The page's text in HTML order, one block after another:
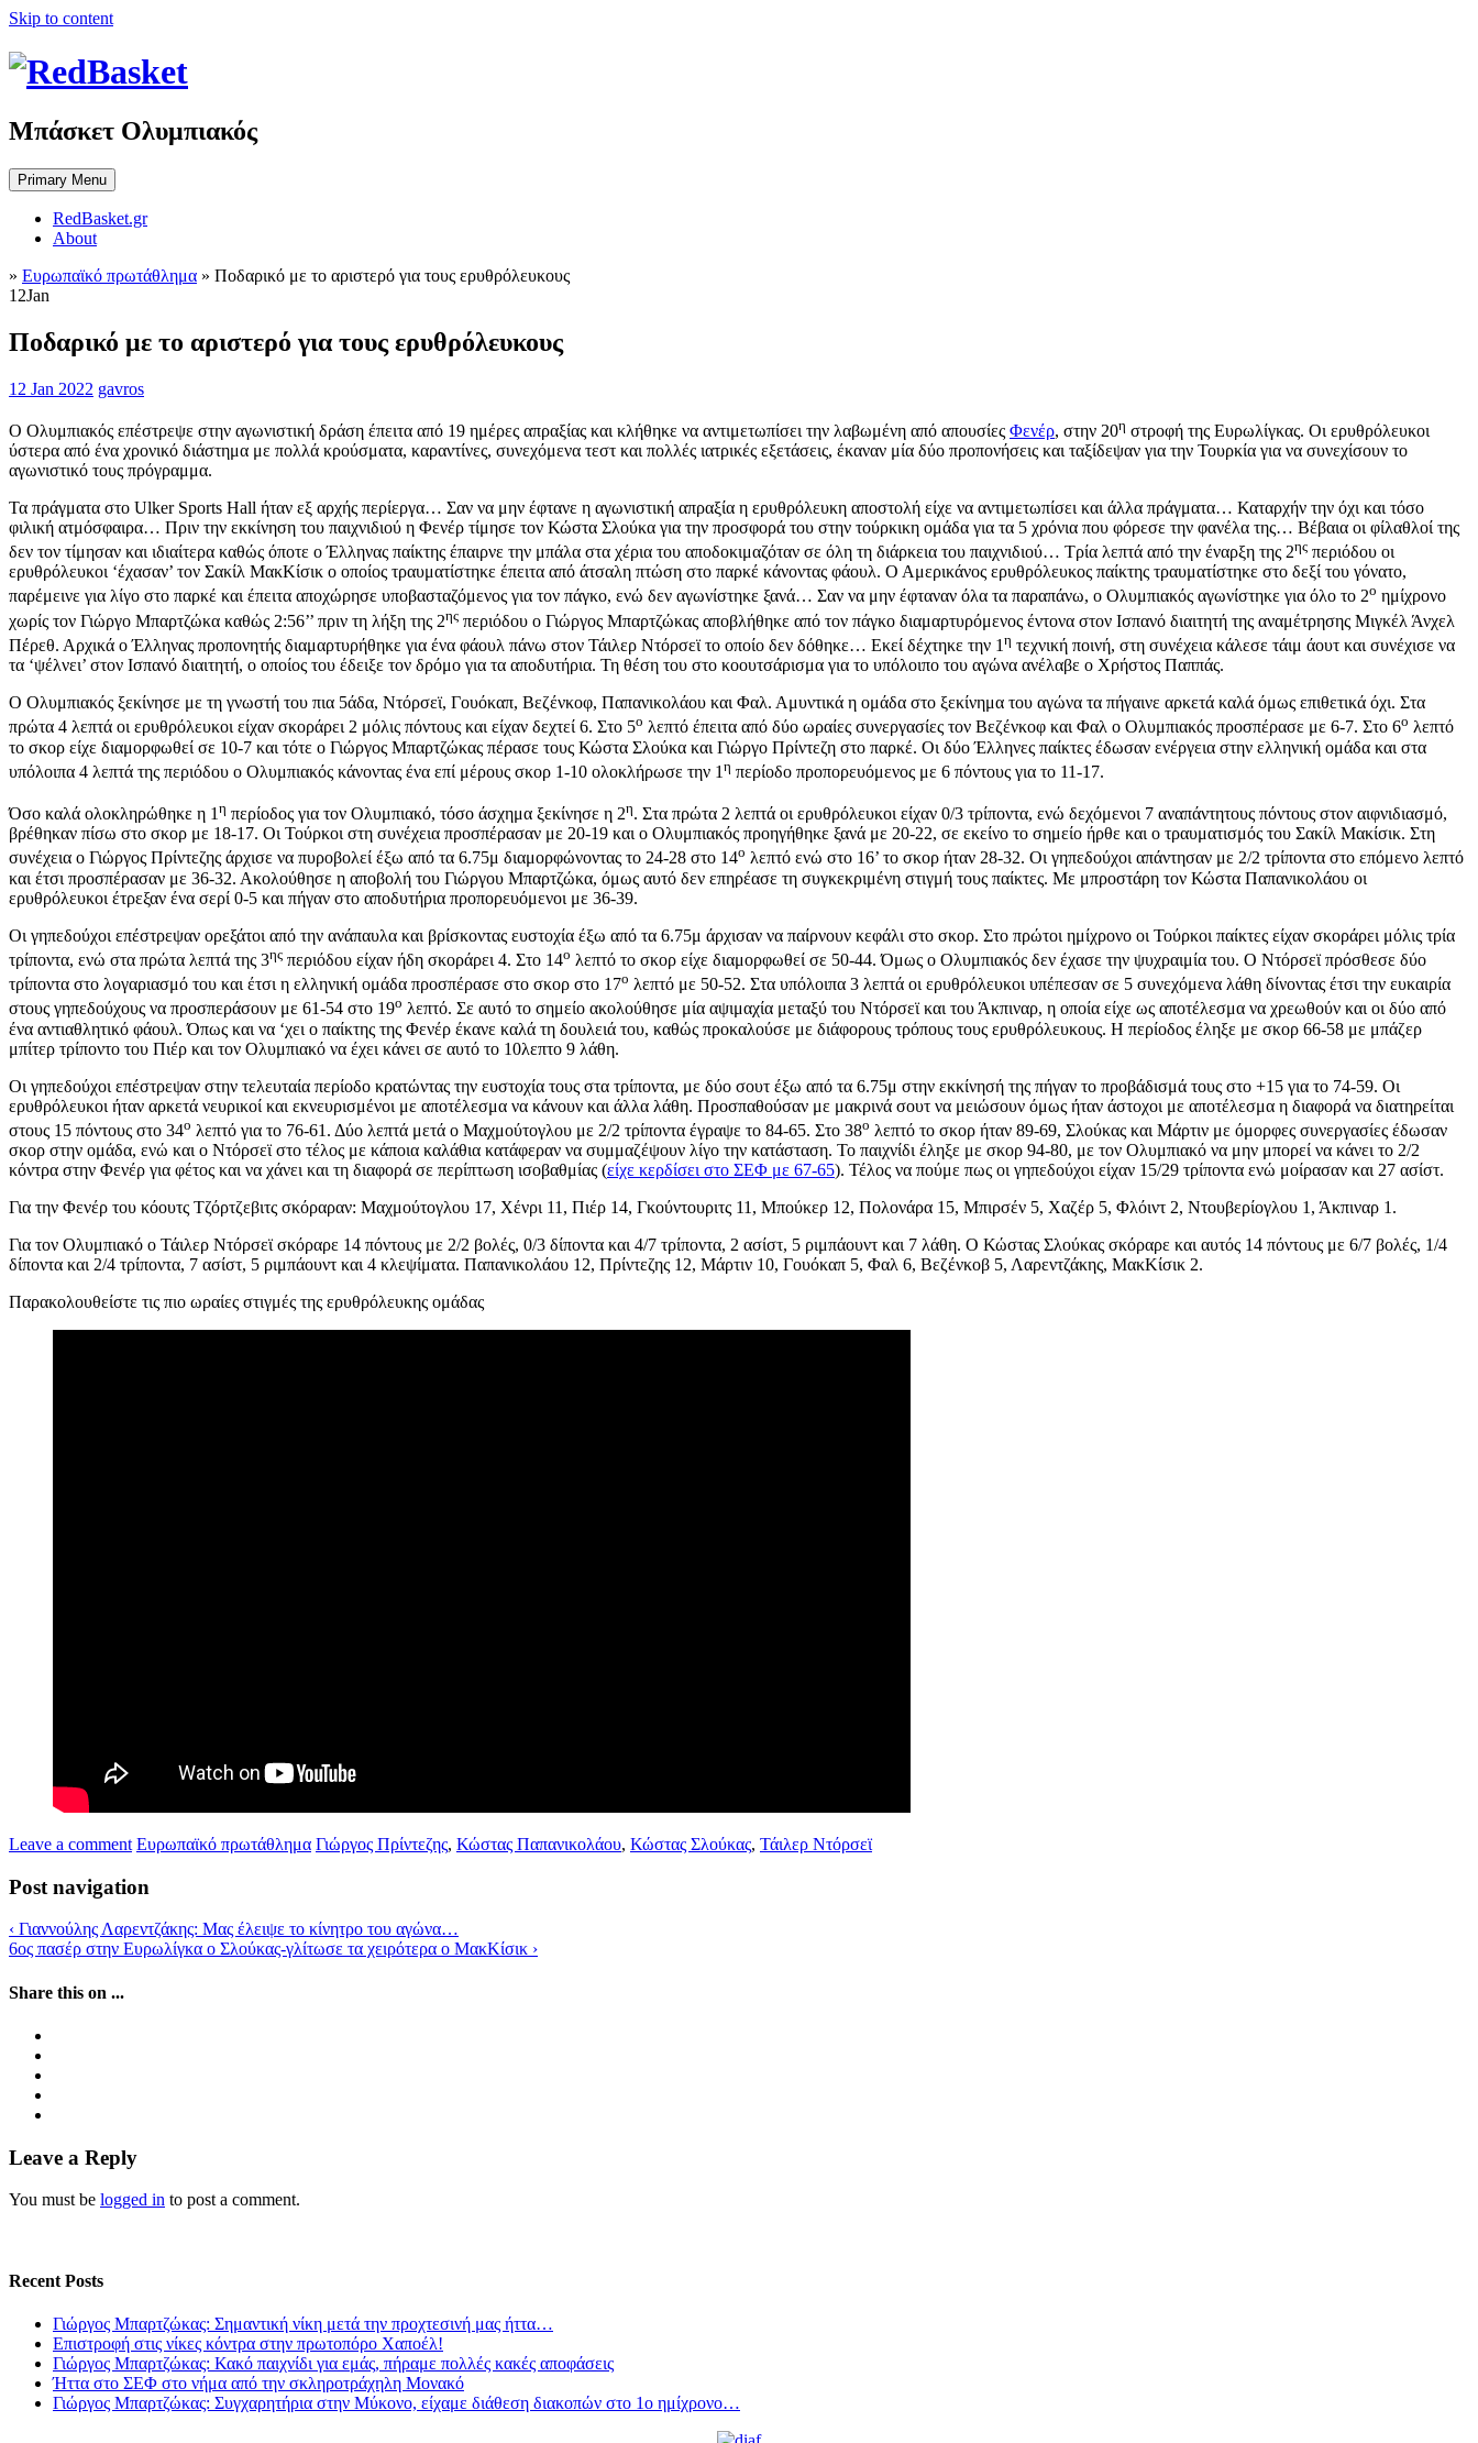
Skip to content
Μπάσκετ Ολυμπιακός
Primary Menu
RedBasket.gr
About
» Ευρωπαϊκό πρωτάθλημα » Ποδαρικό με το αριστερό για τους ερυθρόλευκους
12Jan
Ποδαρικό με το αριστερό για τους ερυθρόλευκους
12 Jan 2022 gavros
Ο Ολυμπιακός επέστρεψε στην αγωνιστική δράση έπειτα από 19 ημέρες απραξίας και κλήθηκε να αντιμετωπίσει την λαβωμένη από απουσίες Φενέρ, στην 20η στροφή της Ευρωλίγκας. Οι ερυθρόλευκοι
ύστερα από ένα χρονικό διάστημα με πολλά κρούσματα, καραντίνες, συνεχόμενα τεστ και πολλές ιατρικές εξετάσεις, έκαναν μία δύο προπονήσεις και ταξίδεψαν για την Τουρκία για να συνεχίσουν το
αγωνιστικό τους πρόγραμμα.
Τα πράγματα στο Ulker Sports Hall ήταν εξ αρχής περίεργα… Σαν να μην έφτανε η αγωνιστική απραξία η ερυθρόλευκη αποστολή είχε να αντιμετωπίσει και άλλα πράγματα… Καταρχήν την όχι και τόσο
φιλική ατμόσφαιρα… Πριν την εκκίνηση του παιχνιδιού η Φενέρ τίμησε τον Κώστα Σλούκα για την προσφορά του στην τούρκικη ομάδα για τα 5 χρόνια που φόρεσε την φανέλα της… Βέβαια οι φίλαθλοί της
δεν τον τίμησαν και ιδιαίτερα καθώς όποτε ο Έλληνας παίκτης έπαιρνε την μπάλα στα χέρια του αποδοκιμαζόταν σε όλη τη διάρκεια του παιχνιδιού… Τρία λεπτά από την έναρξη της 2ης περιόδου οι
ερυθρόλευκοι ‘έχασαν’ τον Σακίλ ΜακΚίσικ ο οποίος τραυματίστηκε έπειτα από άτσαλη πτώση στο παρκέ κάνοντας φάουλ. Ο Αμερικάνος ερυθρόλευκος παίκτης τραυματίστηκε στο δεξί του γόνατο,
παρέμεινε για λίγο στο παρκέ και έπειτα αποχώρησε υποβασταζόμενος για τον πάγκο, ενώ δεν αγωνίστηκε ξανά… Σαν να μην έφταναν όλα τα παραπάνω, ο Ολυμπιακός αγωνίστηκε για όλο το 2ο ημίχρονο
χωρίς τον Γιώργο Μπαρτζώκα καθώς 2:56’’ πριν τη λήξη της 2ης περιόδου ο Γιώργος Μπαρτζώκας αποβλήθηκε από τον πάγκο διαμαρτυρόμενος έντονα στον Ισπανό διαιτητή της αναμέτρησης Μιγκέλ Άνχελ
Πέρεθ. Αρχικά ο Έλληνας προπονητής διαμαρτυρήθηκε για ένα φάουλ πάνω στον Τάιλερ Ντόρσεϊ το οποίο δεν δόθηκε… Εκεί δέχτηκε την 1 η τεχνική ποινή, στη συνέχεια κάλεσε τάιμ άουτ και συνέχισε να
τα ‘ψέλνει’ στον Ισπανό διαιτητή, ο οποίος του έδειξε τον δρόμο για τα αποδυτήρια. Τη θέση του στο κοουτσάρισμα για το υπόλοιπο του αγώνα ανέλαβε ο Χρήστος Παππάς.
Ο Ολυμπιακός ξεκίνησε με τη γνωστή του πια 5άδα, Ντόρσεϊ, Γουόκαπ, Βεζένκοφ, Παπανικολάου και Φαλ. Αμυντικά η ομάδα στο ξεκίνημα του αγώνα τα πήγαινε αρκετά καλά όμως επιθετικά όχι. Στα
πρώτα 4 λεπτά οι ερυθρόλευκοι είχαν σκοράρει 2 μόλις πόντους και είχαν δεχτεί 6. Στο 5ο λεπτό έπειτα από δύο ωραίες συνεργασίες τον Βεζένκοφ και Φαλ ο Ολυμπιακός προσπέρασε με 6-7. Στο 6ο λεπτό
το σκορ είχε διαμορφωθεί σε 10-7 και τότε ο Γιώργος Μπαρτζώκας πέρασε τους Κώστα Σλούκα και Γιώργο Πρίντεζη στο παρκέ. Οι δύο Έλληνες παίκτες έδωσαν ενέργεια στην ελληνική ομάδα και στα
υπόλοιπα 4 λεπτά της περιόδου ο Ολυμπιακός κάνοντας ένα επί μέρους σκορ 1-10 ολοκλήρωσε την 1 η περίοδο προπορευόμενος με 6 πόντους για το 11-17.
Όσο καλά ολοκληρώθηκε η 1 η περίοδος για τον Ολυμπιακό, τόσο άσχημα ξεκίνησε η 2η. Στα πρώτα 2 λεπτά οι ερυθρόλευκοι είχαν 0/3 τρίποντα, ενώ δεχόμενοι 7 αναπάντητους πόντους στον αιφνιδιασμό,
βρέθηκαν πίσω στο σκορ με 18-17. Οι Τούρκοι στη συνέχεια προσπέρασαν με 20-19 και ο Ολυμπιακός προηγήθηκε ξανά με 20-22, σε εκείνο το σημείο ήρθε και ο τραυματισμός του Σακίλ Μακίσικ. Στη
συνέχεια ο Γιώργος Πρίντεζης άρχισε να πυροβολεί έξω από τα 6.75μ διαμορφώνοντας το 24-28 στο 14ο λεπτό ενώ στο 16’ το σκορ ήταν 28-32. Οι γηπεδούχοι απάντησαν με 2/2 τρίποντα στο επόμενο λεπτό
και έτσι προσπέρασαν με 36-32. Ακολούθησε η αποβολή του Γιώργου Μπαρτζώκα, όμως αυτό δεν επηρέασε τη συγκεκριμένη στιγμή τους παίκτες. Με μπροστάρη τον Κώστα Παπανικολάου οι
ερυθρόλευκοι έτρεξαν ένα σερί 0-5 και πήγαν στο αποδυτήρια προπορευόμενοι με 36-39.
Οι γηπεδούχοι επέστρεψαν ορεξάτοι από την ανάπαυλα και βρίσκοντας ευστοχία έξω από τα 6.75μ άρχισαν να παίρνουν κεφάλι στο σκορ. Στο πρώτοι ημίχρονο οι Τούρκοι παίκτες είχαν σκοράρει μόλις τρία
τρίποντα, ενώ στα πρώτα λεπτά της 3ης περιόδου είχαν ήδη σκοράρει 4. Στο 14ο λεπτό το σκορ είχε διαμορφωθεί σε 50-44. Όμως ο Ολυμπιακός δεν έχασε την ψυχραιμία του. Ο Ντόρσεϊ πρόσθεσε δύο
τρίποντα στο λογαριασμό του και έτσι η ελληνική ομάδα προσπέρασε στο σκορ στο 17ο λεπτό με 50-52. Στα υπόλοιπα 3 λεπτά οι ερυθρόλευκοι υπέπεσαν σε 5 συνεχόμενα λάθη δίνοντας έτσι την ευκαιρία
στους γηπεδούχους να προσπεράσουν με 61-54 στο 19ο λεπτό. Σε αυτό το σημείο ακολούθησε μία αψιμαχία μεταξύ του Ντόρσεϊ και του Άκπιναρ, η οποία είχε ως αποτέλεσμα να χρεωθούν και οι δύο από
ένα αντιαθλητικό φάουλ. Όπως και να ‘χει ο παίκτης της Φενέρ έκανε καλά τη δουλειά του, καθώς προκαλούσε με διάφορους τρόπους τους ερυθρόλευκους. Η περίοδος έληξε με σκορ 66-58 με μπάζερ
μπίτερ τρίποντο του Πιέρ και τον Ολυμπιακό να έχει κάνει σε αυτό το 10λεπτο 9 λάθη.
Οι γηπεδούχοι επέστρεψαν στην τελευταία περίοδο κρατώντας την ευστοχία τους στα τρίποντα, με δύο σουτ έξω από τα 6.75μ στην εκκίνησή της πήγαν το προβάδισμά τους στο +15 για το 74-59. Οι
ερυθρόλευκοι ήταν αρκετά νευρικοί και εκνευρισμένοι με αποτέλεσμα να κάνουν και άλλα λάθη. Προσπαθούσαν με μακρινά σουτ να μειώσουν όμως ήταν άστοχοι με αποτέλεσμα η διαφορά να διατηρείται
στους 15 πόντους στο 34ο λεπτό για το 76-61. Δύο λεπτά μετά ο Μαχμούτογλου με 2/2 τρίποντα έγραψε το 84-65. Στο 38ο λεπτό το σκορ ήταν 89-69, Σλούκας και Μάρτιν με όμορφες συνεργασίες έδωσαν
σκορ στην ομάδα, ενώ και ο Ντόρσεϊ στο τέλος με κάποια καλάθια κατάφεραν να συμμαζέψουν λίγο την κατάσταση. Το παιχνίδι έληξε με σκορ 94-80, με τον Ολυμπιακό να μην μπορεί να κάνει το 2/2
κόντρα στην Φενέρ για φέτος και να χάνει και τη διαφορά σε περίπτωση ισοβαθμίας (είχε κερδίσει στο ΣΕΦ με 67-65). Τέλος να πούμε πως οι γηπεδούχοι είχαν 15/29 τρίποντα ενώ μοίρασαν και 27 ασίστ.
Για την Φενέρ του κόουτς Τζόρτζεβιτς σκόραραν: Μαχμούτογλου 17, Χένρι 11, Πιέρ 14, Γκούντουριτς 11, Μπούκερ 12, Πολονάρα 15, Μπιρσέν 5, Χαζέρ 5, Φλόιντ 2, Ντουβερίογλου 1, Άκπιναρ 1.
Για τον Ολυμπιακό ο Τάιλερ Ντόρσεϊ σκόραρε 14 πόντους με 2/2 βολές, 0/3 δίποντα και 4/7 τρίποντα, 2 ασίστ, 5 ριμπάουντ και 7 λάθη. Ο Κώστας Σλούκας σκόραρε και αυτός 14 πόντους με 6/7 βολές, 1/4
δίποντα και 2/4 τρίποντα, 7 ασίστ, 5 ριμπάουντ και 4 κλεψίματα. Παπανικολάου 12, Πρίντεζης 12, Μάρτιν 10, Γουόκαπ 5, Φαλ 6, Βεζένκοβ 5, Λαρεντζάκης, ΜακΚίσικ 2.
Παρακολουθείστε τις πιο ωραίες στιγμές της ερυθρόλευκης ομάδας
Leave a comment Ευρωπαϊκό πρωτάθλημα Γιώργος Πρίντεζης, Κώστας Παπανικολάου, Κώστας Σλούκας, Τάιλερ Ντόρσεϊ
Post navigation
‹ Γιαννούλης Λαρεντζάκης: Μας έλειψε το κίνητρο του αγώνα…
6ος πασέρ στην Ευρωλίγκα ο Σλούκας-γλίτωσε τα χειρότερα ο ΜακΚίσικ ›
Share this on ...
Leave a Reply
You must be logged in to post a comment.
Recent Posts
Γιώργος Μπαρτζώκας: Σημαντική νίκη μετά την προχτεσινή μας ήττα…
Επιστροφή στις νίκες κόντρα στην πρωτοπόρο Χαποέλ!
Γιώργος Μπαρτζώκας: Κακό παιχνίδι για εμάς, πήραμε πολλές κακές αποφάσεις
Ήττα στο ΣΕΦ στο νήμα από την σκληροτράχηλη Μονακό
Γιώργος Μπαρτζώκας: Συγχαρητήρια στην Μύκονο, είχαμε διάθεση διακοπών στο 1ο ημίχρονο…